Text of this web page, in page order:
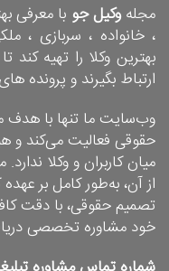
مجلهوکیل جو با معرفی
، خانواده ، سربازی ،
بهترین وکلا را تهیه کند
ارتباط بگیرند و پرونده
وب‌سایت ما تنها با هدف
حقوقی فعالیت می‌کند و
میان کاربران و وکلا
از آن، به‌طور کامل بر
تصمیم حقوقی، با دقت
خود مشاوره تخصصی